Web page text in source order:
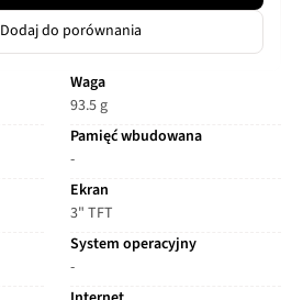
Dodaj do porównania
Waga
93.5 g
Pamięć wbudowana
-
Ekran
3" TFT
System operacyjny
-